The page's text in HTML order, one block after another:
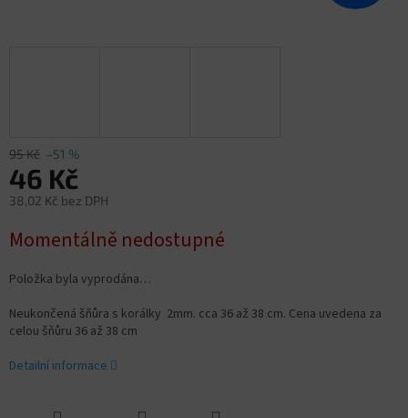
95 Kč –51 %
46 Kč
38,02 Kč bez DPH
cena:
Momentálně nedostupné
Položka byla vyprodána…
Neukončená šňůra s korálky 2mm. cca 36 až 38 cm. Cena uvedena za
celou šňůru 36 až 38 cm
Detailní informace